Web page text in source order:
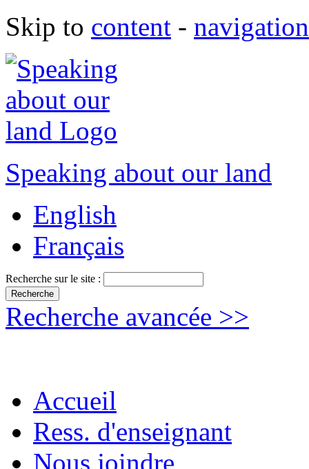
Skip to content - navigation
Speaking about our land
English
Français
Recherche sur le site :
Recherche avancée >>
Accueil
Ress. d'enseignant
Nous joindre